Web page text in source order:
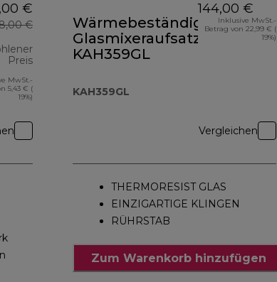
€
€
Preis
Originalpreis 48,00 €
MwSt.-
5,43 € (
19%)
Wärmebeständiger
Glasmixeraufsatz
KAH359GL
KAH359GL
144,00 €
Inklusive MwSt.-
Betrag von 22,99 € (
19%)
Vergleichen
THERMORESIST GLAS
EINZIGARTIGE KLINGEN
RÜHRSTAB
Zum Warenkorb hinzufügen